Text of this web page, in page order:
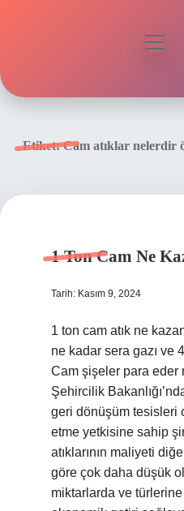
Etiket:Cam atıklar nelerdir
1 Ton Cam Ne
Tarih: Kasım 9, 2024
1 ton cam atık ne
ne kadar sera gazı ve
Cam şişeler para eder
Şehircilik
geri dönüşüm tesisleri
etme yetkisine sahip
atıklarının maliyeti
göre çok daha düşük
miktarlarda ve